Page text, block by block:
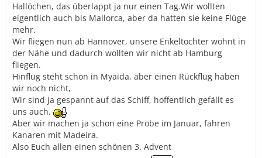
Hallöchen, das überlappt ja nur einen Tag.Wir wollten
eigentlich auch bis Mallorca, aber da hatten sie keine Flüge
mehr.
Wir fliegen nun ab Hannover, unsere Enkeltochter wohnt in
der Nähe und dadurch wollten wir nicht ab Hamburg
fliegen.
Hinflug steht schon in Myaida, aber einen Rückflug haben
wir noch nicht,
Wir sind ja gespannt auf das Schiff, hoffentlich gefällt es
uns auch.
Aber wir machen ja schon eine Probe im Januar, fahren
Kanaren mit Madeira.
Also Euch allen einen schönen 3. Advent